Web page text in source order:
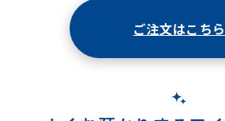
ご注文はこちら